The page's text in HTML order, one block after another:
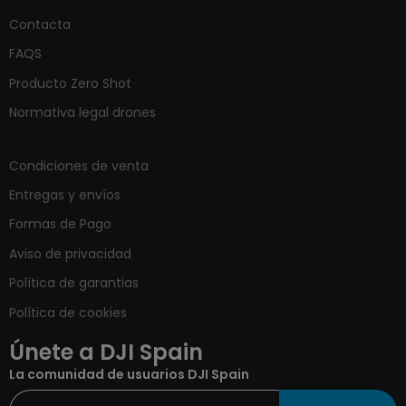
Contacta
FAQS
Producto Zero Shot
Normativa legal drones
Condiciones de venta
Entregas y envíos
Formas de Pago
Aviso de privacidad
Política de garantias
Política de cookies
Únete a DJI Spain
La comunidad de usuarios DJI Spain